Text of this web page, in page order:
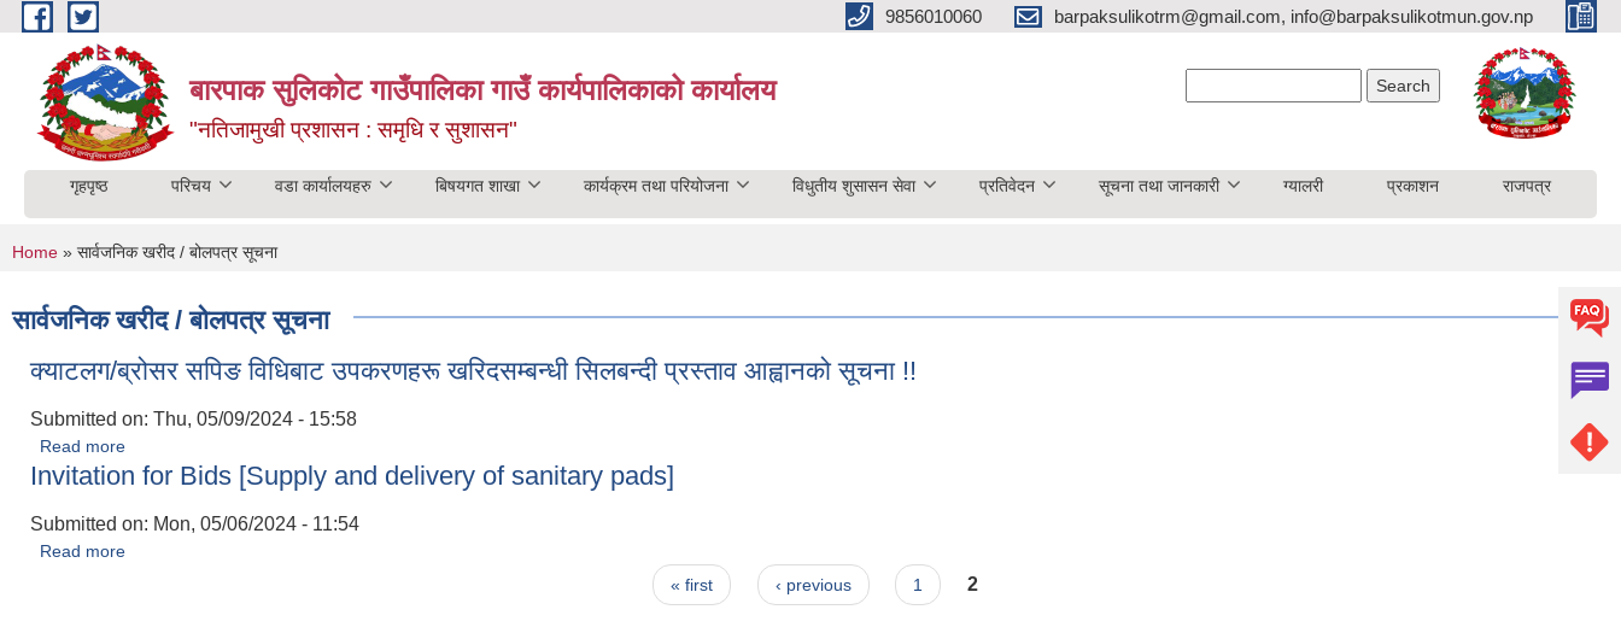
Skip to main content 9856010060 barpaksulikotrm@gmail.com, info@barpaksulikotmun.gov.np
बारपाक सुलिकोट गाउँपालिका गाउँ कार्यपालिकाको कार्यालय
"नतिजामुखी प्रशासन : समृधि र सुशासन"
गृहपृष्ठ परिचय वडा कार्यालयहरु बिषयगत शाखा कार्यक्रम तथा परियोजना विधुतीय शुसासन सेवा प्रतिवेदन सूचना तथा जानकारी ग्यालरी प्रकाशन राजपत्र
You are here
Home » सार्वजनिक खरीद / बोलपत्र सूचना
सार्वजनिक खरीद / बोलपत्र सूचना
क्याटलग/ब्रोसर सपिङ विधिबाट उपकरणहरू खरिदसम्बन्धी सिलबन्दी प्रस्ताव आह्वानको सूचना !!
Submitted on: Thu, 05/09/2024 - 15:58
Read more
Invitation for Bids [Supply and delivery of sanitary pads]
Submitted on: Mon, 05/06/2024 - 11:54
Read more
« first ‹ previous 1 2